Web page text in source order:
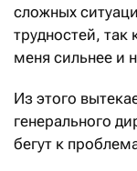
сложных
трудностей,
меня сильнее и
Из этого
генерального
бегут к